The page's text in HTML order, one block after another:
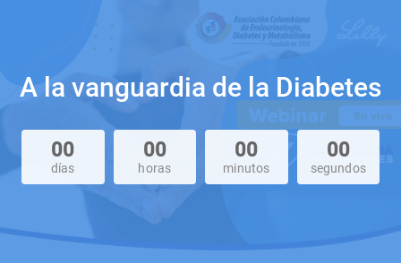
A la vanguardia de la Diabetes
00
días
00
horas
00
minutos
00
segundos